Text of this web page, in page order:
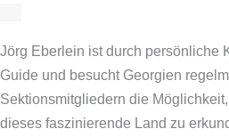
Jörg Eberlein ist durch persönliche
Guide und besucht Georgien
Sektionsmitgliedern die
dieses faszinierende Land zu